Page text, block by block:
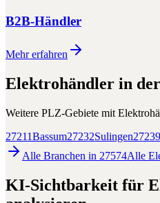
B2B-Händler
Mehr erfahren
Elektrohändler in
Weitere PLZ-Gebiete mit
27211Bassum27232Sulingen27239
Alle Branchen in 27574Alle
KI-Sichtbarkeit für